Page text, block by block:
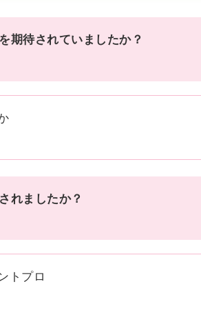
期待されていましたか？
れましたか？
トプロ